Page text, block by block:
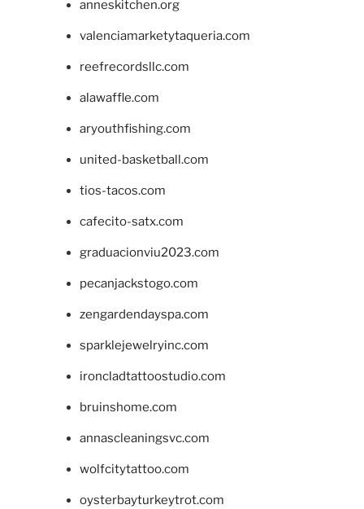
anneskitchen.org
valenciamarketytaqueria.com
reefrecordsllc.com
alawaffle.com
aryouthfishing.com
united-basketball.com
tios-tacos.com
cafecito-satx.com
graduacionviu2023.com
pecanjackstogo.com
zengardendayspa.com
sparklejewelryinc.com
ironcladtattoostudio.com
bruinshome.com
annascleaningsvc.com
wolfcitytattoo.com
oysterbayturkeytrot.com